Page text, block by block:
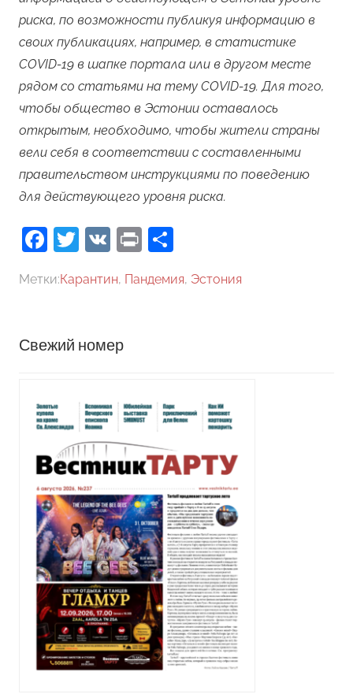
риска, по возможности публикуя информацию в
своих публикациях, например, в статистике
COVID-19 в шапке портала или в другом месте
рядом со статьями на тему COVID-19. Для того,
чтобы общество в Эстонии оставалось
открытым, необходимо, чтобы жители страны
вели себя в соответствии с составленными
правительством инструкциями по поведению
для действующего уровня риска.
Facebook
Twitter
VK Print
Метки:Карантин, Пандемия, Эстония
Свежий номер